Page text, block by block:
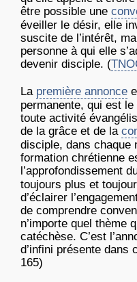
être possible une
éveiller le désir, elle
suscite de l’intérêt,
personne à qui elle
devenir disciple. (
La première annonce
permanente, qui est
toute activité
de la grâce et de la
disciple, dans chaque
formation chrétienne
l’approfondissement
toujours plus et
d’éclairer
de comprendre
n’importe quel thème
catéchèse. C’est
d’infini présente
165)